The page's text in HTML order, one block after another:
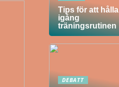
Tips för att hålla
igång
träningsrutinen
DEBATT